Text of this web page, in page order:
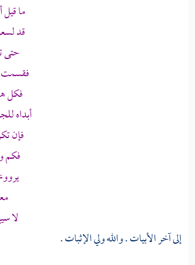
ما قيل
قد
حتى
فقسمت
فكل
أبداه
فإن
فكم
لا
إلى آخر الأبيات . والله ولي الإثبات .